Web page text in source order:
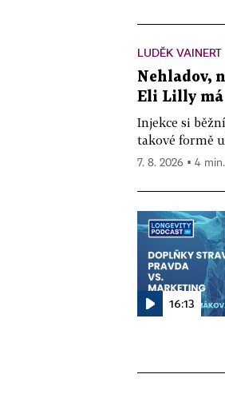
LUDĚK VAINERT
Nehladov,
Eli Lilly
Injekce si
takové formě
7. 8. 2026 ▪ 4
16:13